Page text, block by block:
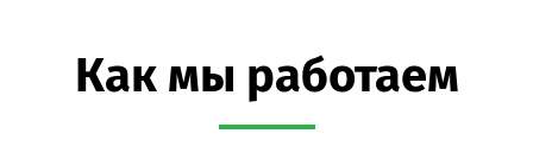
Как мы работаем